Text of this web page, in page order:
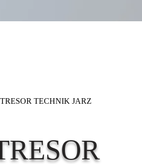
TRESOR TECHNIK JARZ